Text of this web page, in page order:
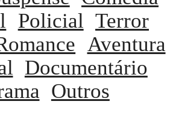
Policial Terror
Aventura
Documentário
Outros